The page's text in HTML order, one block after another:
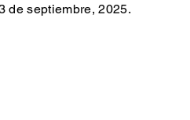
de septiembre, 2025.